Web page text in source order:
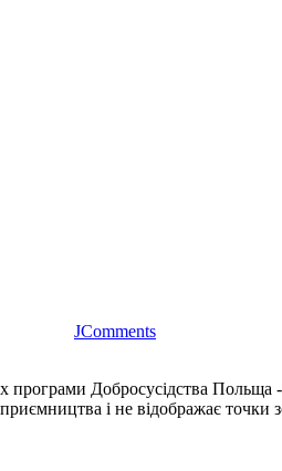
JComments
Добросусідства
і не відображає